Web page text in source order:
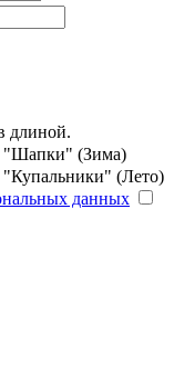
длиной.
"Шапки" (Зима)
"Купальники" (Лето)
данных